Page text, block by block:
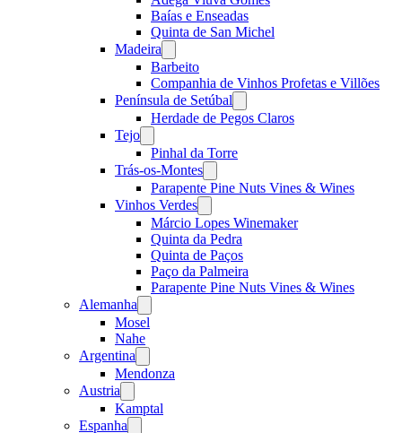
Baías e Enseadas
Quinta de San Michel
Madeira
menu
Barbeito
Companhia de Vinhos Profetas e Villões
Península de Setúbal
menu
Herdade de Pegos Claros
Tejo
menu
Pinhal da Torre
Trás-os-Montes
menu
Parapente Pine Nuts Vines & Wines
Vinhos Verdes
menu
Márcio Lopes Winemaker
Quinta da Pedra
Quinta de Paços
Paço da Palmeira
Parapente Pine Nuts Vines & Wines
Alemanha
menu
Mosel
Nahe
Argentina
menu
Mendonza
Austria
menu
Kamptal
Espanha